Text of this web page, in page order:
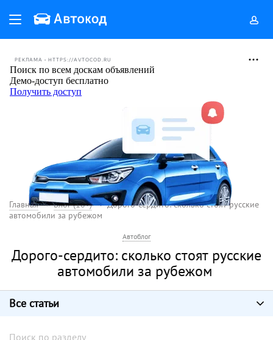
РЕКЛАМА • HTTPS://AVTOCOD.RU
Главная Блог (18+)
Дорого-сердито: сколько стоят русские
автомобили за рубежом
Автоблог
Дорого-сердито: сколько стоят русские
автомобили за рубежом
Все статьи